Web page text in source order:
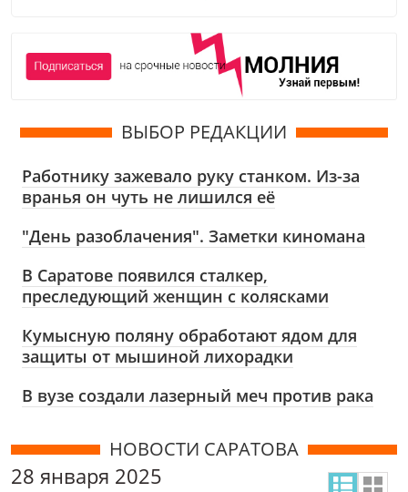
ВЫБОР РЕДАКЦИИ
Работнику зажевало руку станком. Из-за
вранья он чуть не лишился её
"День разоблачения". Заметки киномана
В Саратове появился сталкер,
преследующий женщин с колясками
Кумысную поляну обработают ядом для
защиты от мышиной лихорадки
В вузе создали лазерный меч против рака
НОВОСТИ САРАТОВА
28 января 2025